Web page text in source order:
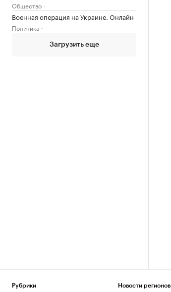
Общество
Военная операция на Украине. Онлайн
Политика
Загрузить еще
Рубрики Новости регионов